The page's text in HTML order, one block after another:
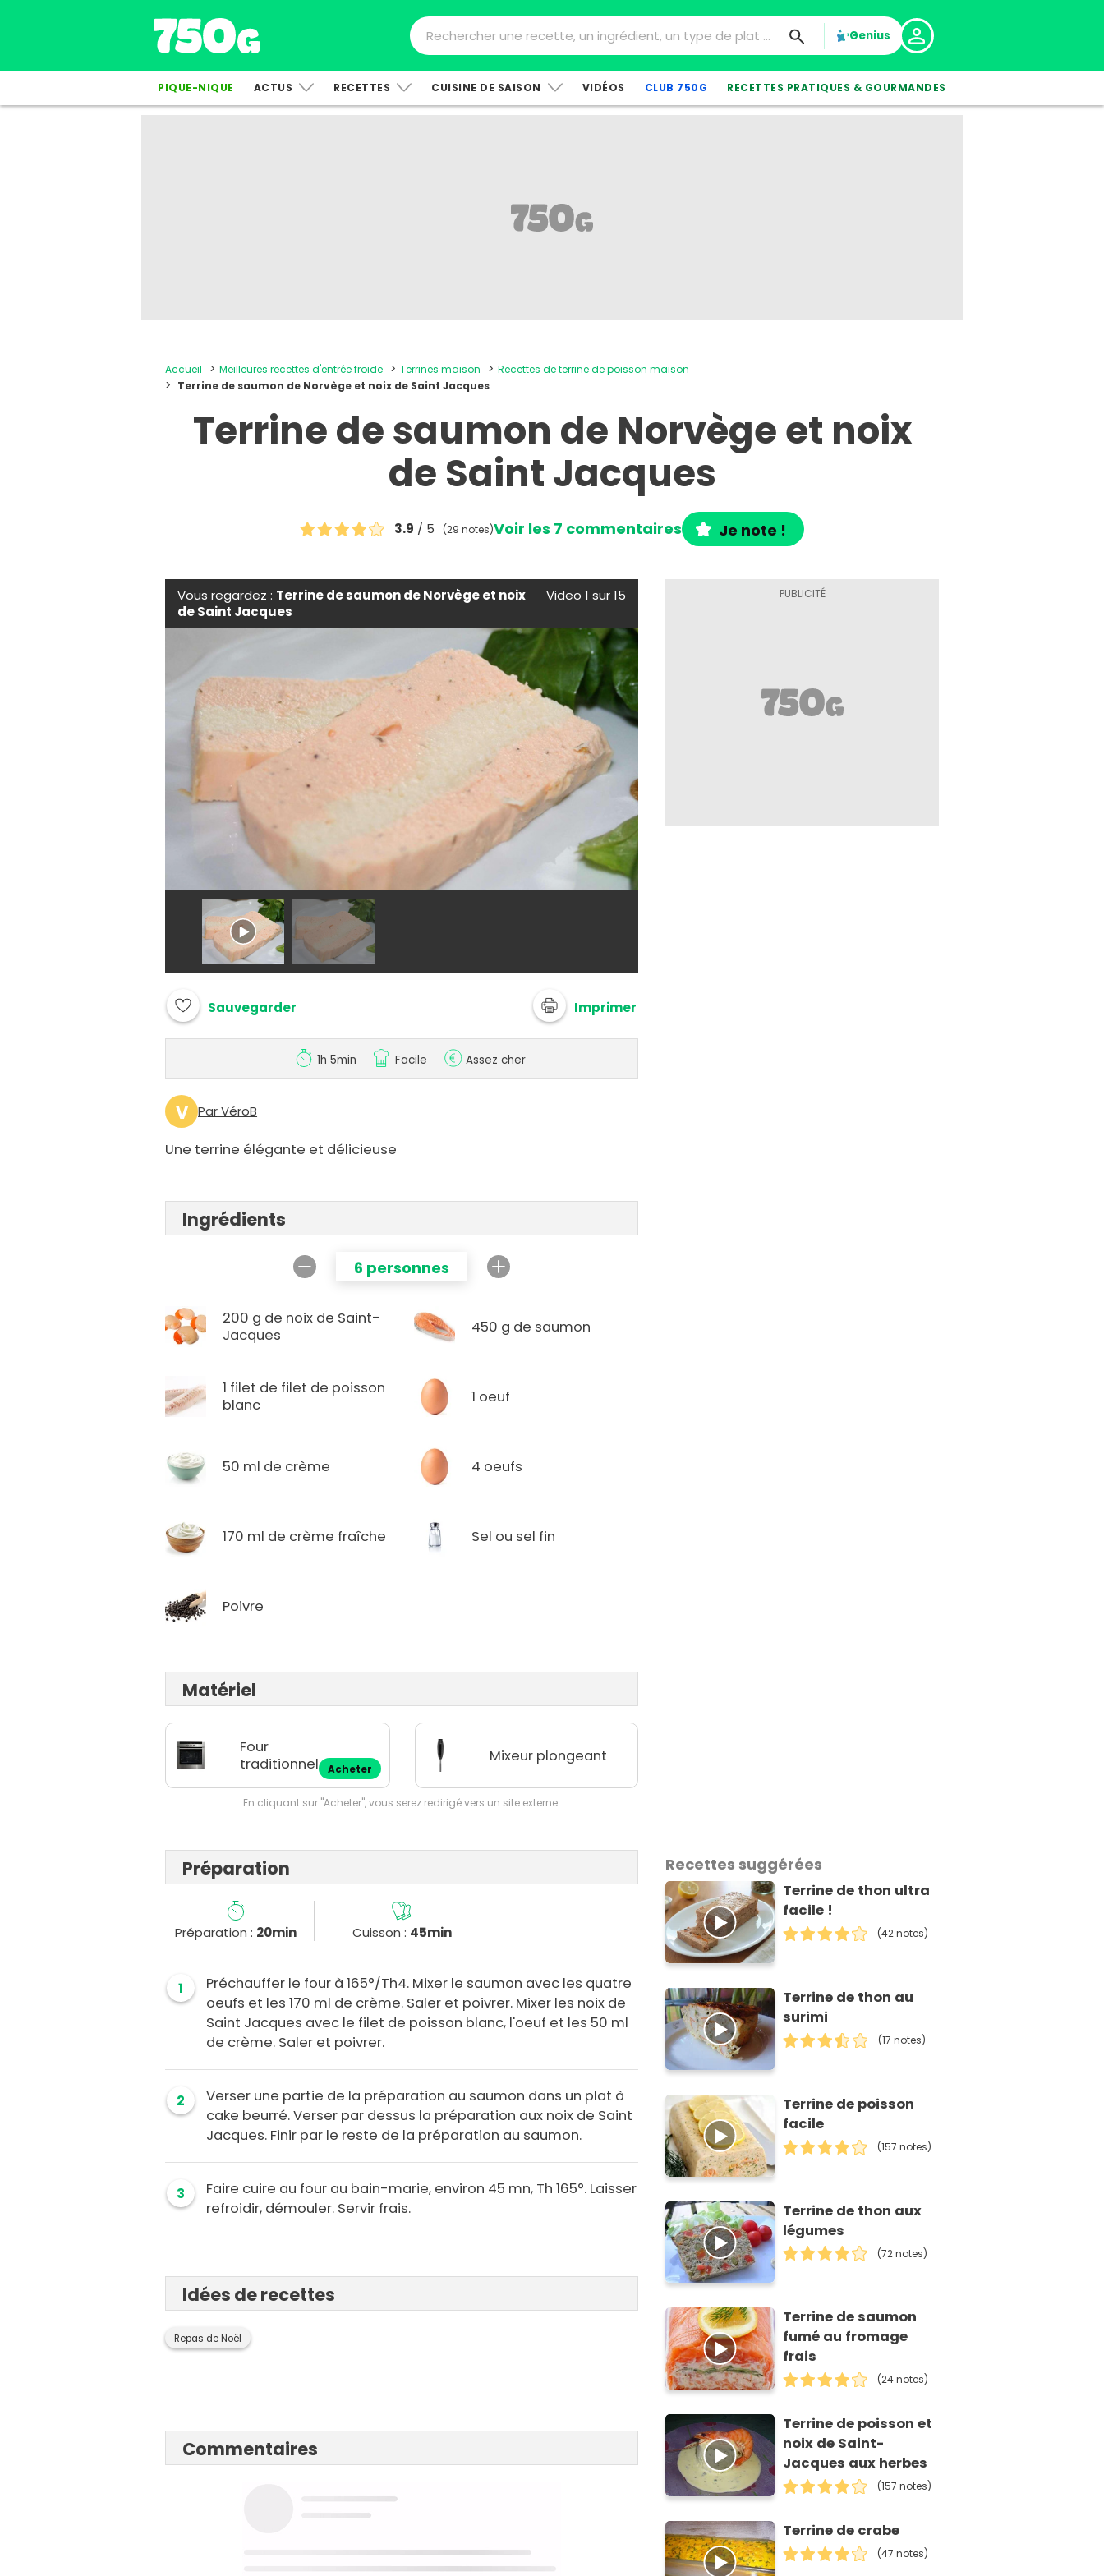
Genius
PIQUE-NIQUE ACTUS RECETTES CUISINE DE SAISON VIDÉOS CLUB 750G RECETTES PRATIQUES & GOURMANDES
Accueil Meilleures recettes d'entrée froide Terrines maison
Recettes de terrine de poisson maison
Terrine de saumon de Norvège et noix de Saint Jacques
Terrine de saumon de Norvège et noix
de Saint Jacques
3.9 / 5 (29 notes)Voir les 7 commentaires Je note !
Vous regardez : Terrine de saumon de Norvège et noix
de Saint Jacques
Video 1 sur 15
Sauvegarder Imprimer
1h 5min Facile Assez cher
V Par VéroB
Une terrine élégante et délicieuse
Ingrédients
6 personnes
200 g de noix de Saint-
Jacques
450 g de saumon
1 filet de filet de poisson
blanc
1 oeuf
50 ml de crème 4 oeufs
170 ml de crème fraîche Sel ou sel fin
Poivre
Matériel
Four
traditionnel
Acheter
Mixeur plongeant
En cliquant sur "Acheter", vous serez redirigé vers un site externe.
Préparation
Préparation : 20min Cuisson : 45min
1
Préchauffer le four à 165°/Th4. Mixer le saumon avec les quatre
oeufs et les 170 ml de crème. Saler et poivrer. Mixer les noix de
Saint Jacques avec le filet de poisson blanc, l'oeuf et les 50 ml
de crème. Saler et poivrer.
2
Verser une partie de la préparation au saumon dans un plat à
cake beurré. Verser par dessus la préparation aux noix de Saint
Jacques. Finir par le reste de la préparation au saumon.
3
Faire cuire au four au bain-marie, environ 45 mn, Th 165°. Laisser
refroidir, démouler. Servir frais.
Idées de recettes
Repas de Noël
Commentaires
Recettes suggérées
Terrine de thon ultra
facile !
(42 notes)
Terrine de thon au
surimi
(17 notes)
Terrine de poisson
facile
(157 notes)
Terrine de thon aux
légumes
(72 notes)
Terrine de saumon
fumé au fromage
frais
(24 notes)
Terrine de poisson et
noix de Saint-
Jacques aux herbes
(157 notes)
Terrine de crabe
(47 notes)